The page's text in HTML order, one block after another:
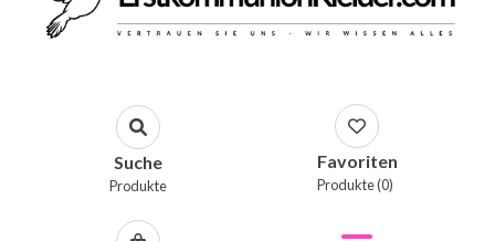
Suche
Produkte
Favoriten
Produkte (0)